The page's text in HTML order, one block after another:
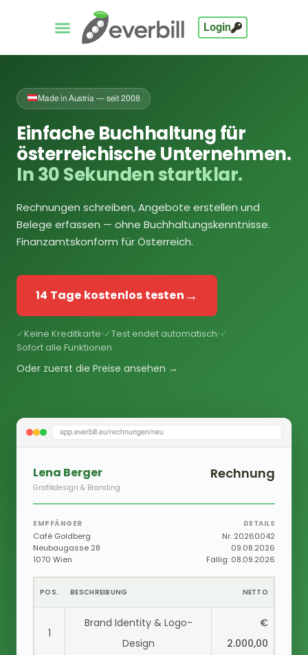
Login
Made in Austria — seit 2008
Einfache Buchhaltung für
österreichische Unternehmen.
In 30 Sekunden startklar.
Rechnungen schreiben, Angebote erstellen und
Belege erfassen — ohne Buchhaltungskenntnisse.
Finanzamtskonform für Österreich.
14 Tage kostenlos testen →
✓Keine Kreditkarte• ✓Test endet automatisch• ✓
Sofort alle Funktionen
Oder zuerst die Preise ansehen →
app.everbill.eu/rechnungen/neu
Lena Berger
Grafikdesign & Branding
Rechnung
EMPFÄNGER
Café Goldberg
Neubaugasse 28
1070 Wien
DETAILS
Nr. 20260042
09.08.2026
Fällig: 08.09.2026
POS. BESCHREIBUNG NETTO
1
Brand Identity & Logo-
Design
€
2.000,00